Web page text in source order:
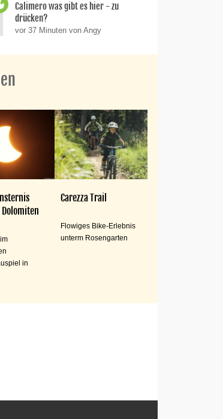
Calimero was gibt es hier - zu
drücken?
vor 37 Minuten von Angy
in
Carezza Trail
Flowiges Bike-Erlebnis
unterm Rosengarten